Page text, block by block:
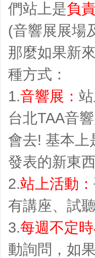
們站上是負
(音響展展場
那麼如果新
種方式：
1.音響展：
台北TAA音
會去! 基本上
發表的新東
2.站上活動：
有講座、試
3.每週不定時
動詢問，如